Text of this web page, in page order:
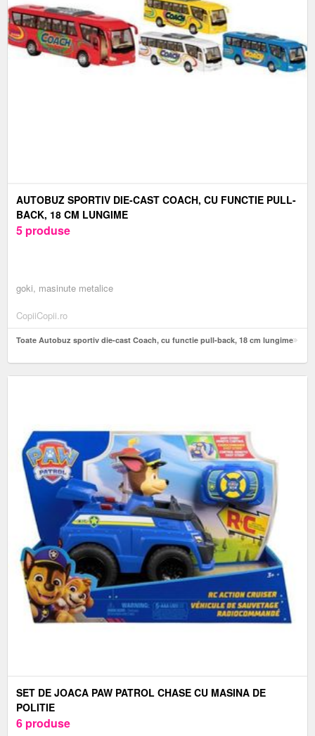
AUTOBUZ SPORTIV DIE-CAST COACH, CU FUNCTIE PULL-
BACK, 18 CM LUNGIME
5 produse
goki, masinute metalice
CopiiCopii.ro
Toate Autobuz sportiv die-cast Coach, cu functie pull-back, 18 cm lungime
SET DE JOACA PAW PATROL CHASE CU MASINA DE
POLITIE
6 produse